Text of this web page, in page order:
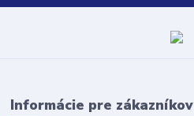
Informácie pre zákazníkov